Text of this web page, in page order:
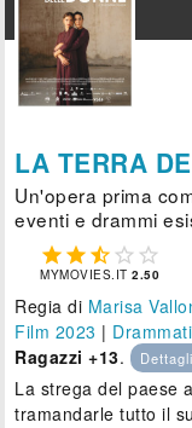
LA TERRA
Un'opera prima
eventi e drammi
    
MYMOVIES.IT2.50
Regia di Marisa
Film 2023 |
Ragazzi +13.
La strega del paese
tramandarle tutto il